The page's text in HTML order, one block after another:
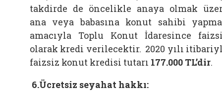
takdirde de öncelikle anaya olmak
ana veya babasına konut sahibi
amacıyla Toplu Konut İdaresince
olarak kredi verilecektir. 2020 yılı
faizsiz konut kredisi tutarı 177.000 TL’dir.
6.Ücretsiz seyahat hakkı: